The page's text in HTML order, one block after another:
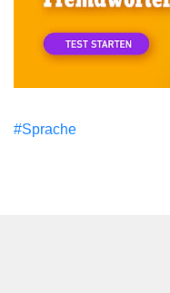
#Sprache